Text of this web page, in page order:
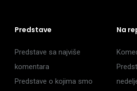
Predstave
Predstave sa najviše
komentara
Predstave o kojima smo
Na